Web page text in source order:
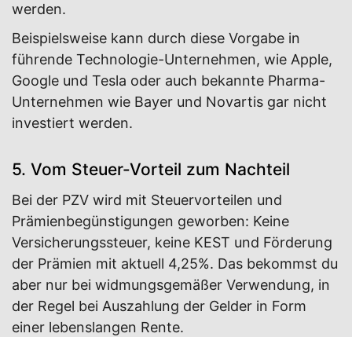
werden.
Beispielsweise kann durch diese Vorgabe in
führende Technologie-Unternehmen, wie Apple,
Google und Tesla oder auch bekannte Pharma-
Unternehmen wie Bayer und Novartis gar nicht
investiert werden.
5. Vom Steuer-Vorteil zum Nachteil
Bei der PZV wird mit Steuervorteilen und
Prämienbegünstigungen geworben: Keine
Versicherungssteuer, keine KEST und Förderung
der Prämien mit aktuell 4,25%. Das bekommst du
aber nur bei widmungsgemäßer Verwendung, in
der Regel bei Auszahlung der Gelder in Form
einer lebenslangen Rente.